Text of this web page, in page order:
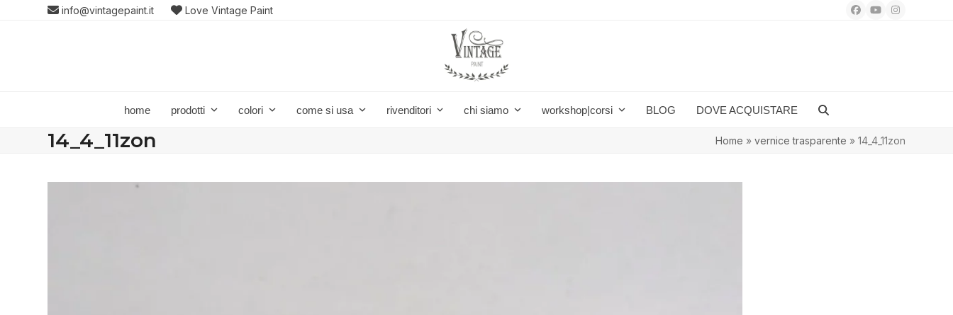
info@vintagepaint.it Love Vintage Paint Facebook
YouTubeInstagram
home prodotti colori come si usa rivenditori chi siamo workshop|corsi BLOG DOVE ACQUISTARE
14_4_11zon Home » vernice trasparente » 14_4_11zon